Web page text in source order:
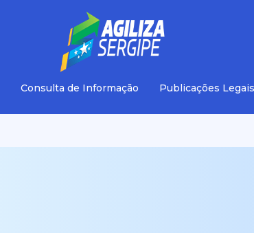
Consulta de Informação Publicações Legais